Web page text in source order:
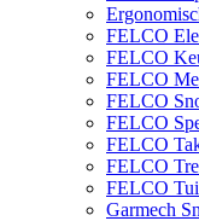
FELCO
FELCO
FELCO
FELCO
FELCO
FELCO
FELCO
FELCO
Garmech